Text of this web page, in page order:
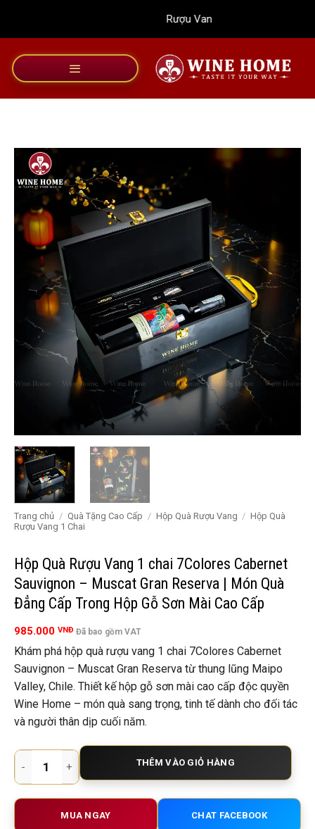
dung
Rượu Vang Wine Home
Trang chủ / Quà Tặng Cao Cấp / Hộp Quà Rượu Vang / Hộp Quà
Rượu Vang 1 Chai
Hộp Quà Rượu Vang 1 chai 7Colores Cabernet
Sauvignon – Muscat Gran Reserva | Món Quà
Đẳng Cấp Trong Hộp Gỗ Sơn Mài Cao Cấp
985.000 VNĐ Đã bao gồm VAT
Khám phá hộp quà rượu vang 1 chai 7Colores Cabernet
Sauvignon – Muscat Gran Reserva từ thung lũng Maipo
Valley, Chile. Thiết kế hộp gỗ sơn mài cao cấp độc quyền
Wine Home – món quà sang trọng, tinh tế dành cho đối tác
và người thân dịp cuối năm.
Hộp Quà Rượu Vang 1 chai 7Colores Cabernet Sauvignon –
THÊM VÀO GIỎ HÀNG
MUA NGAY CHAT FACEBOOK